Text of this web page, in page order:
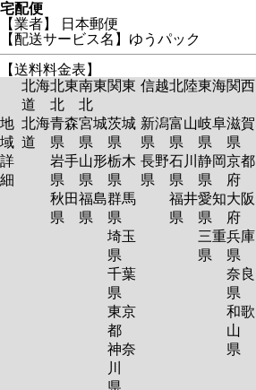
宅配便
【業者】 日本郵便
【配送サービス名】ゆうパック
【送料料金表】
北海
道
北東
北
南東
北
関東 信越北陸東海関西
地
域
詳
細
北海
道
青森
県
岩手
県
秋田
県
宮城
県
山形
県
福島
県
茨城
県
栃木
県
群馬
県
埼玉
県
千葉
県
東京
都
神奈
川
新潟
県
長野
県
富山
県
石川
県
福井
県
岐阜
県
静岡
県
愛知
県
三重
県
滋賀
県
京都
府
大阪
府
兵庫
県
奈良
県
和歌
山
県